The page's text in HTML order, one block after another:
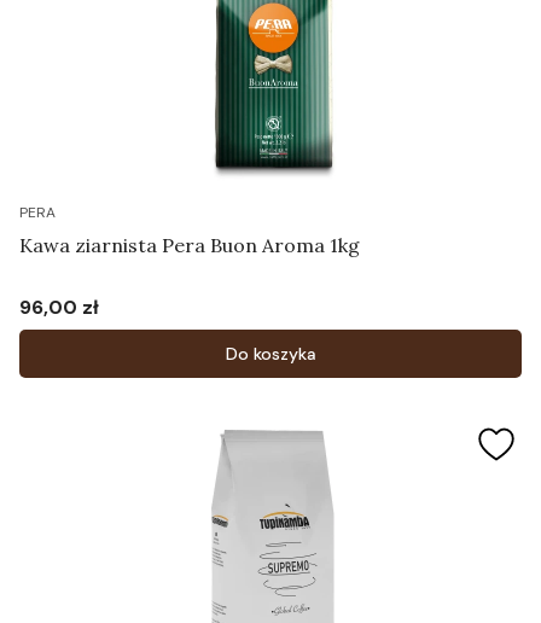
PERA
Kawa ziarnista Pera Buon Aroma 1kg
Cena
96,00 zł
Do koszyka